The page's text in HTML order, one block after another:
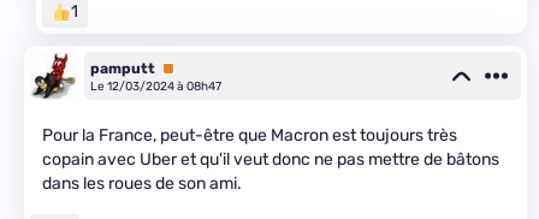
1
pamputt Premium
Le 12/03/2024 à 08h47
Pour la France, peut-être que Macron est toujours très
copain avec Uber et qu'il veut donc ne pas mettre de bâtons
dans les roues de son ami.